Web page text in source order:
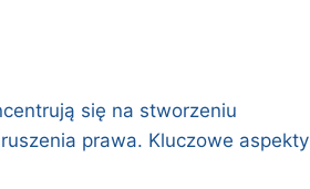
się na stworzeniu
prawa. Kluczowe aspekty